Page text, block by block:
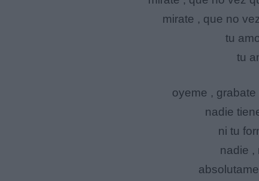
mirate , que no
tu
tu
oyeme ,
nadie
ni tu
nadie ,